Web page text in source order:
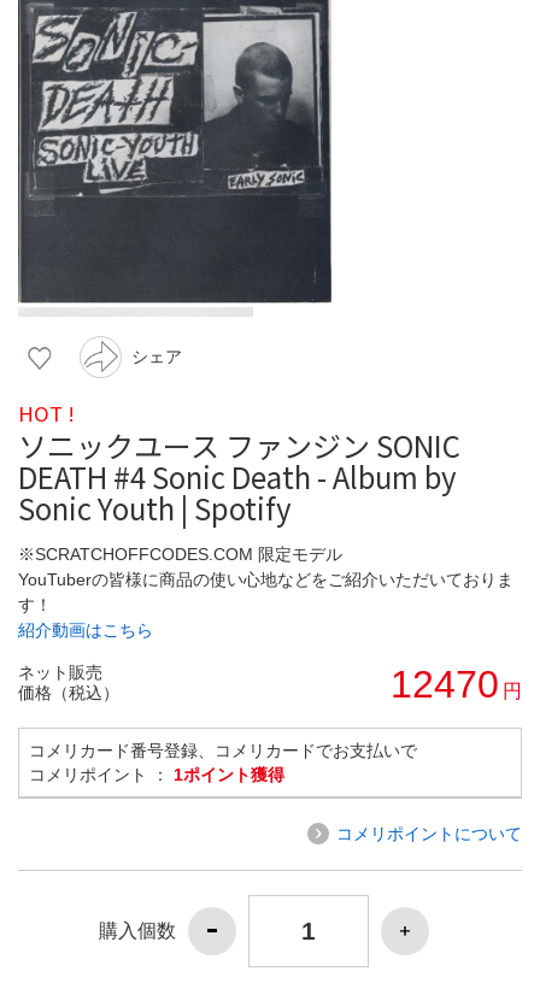
シェア
HOT !
ソニックユース ファンジン SONIC
DEATH #4 Sonic Death - Album by
Sonic Youth | Spotify
※SCRATCHOFFCODES.COM 限定モデル
YouTuberの皆様に商品の使い心地などをご紹介いただいておりま
す！
紹介動画はこちら
ネット販売
価格（税込）
12470 円
コメリカード番号登録、コメリカードでお支払いで
コメリポイント ： 1ポイント獲得
コメリポイントについて
購入個数